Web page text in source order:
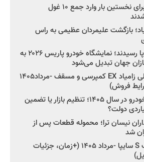
۳ خودروساز چینی برای نخستین بار وارد جمع ۱۰ غول
بازگشت علیمردان عظیمی به راس
چینی‌ها به قلب اروپا رسیدند؛ نمایشگاه خودرو پاریس ۲۰۲۶ به
جهان تبدیل می‌شود
شروع فروش اقساطی زامیاد EX کمپرسی و مسقف -مرداد۱۴۰۵
فروش)
راز واردات ۷۵ هزار خودرو در سال ۱۴۰۵؛ تنظیم بازار یا تضمین
نیسان ترا؛ محموله قطعات پس از
شد
شروع فروش کوییک S سایپا -مرداد ۱۴۰۵ (+زمان، جزئیات